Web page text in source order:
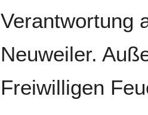
Verantwortung
Neuweiler.
Freiwilligen